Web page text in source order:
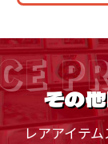
その
レアアイテ